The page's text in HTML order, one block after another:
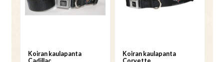
Koiran kaulapanta
Koiran kaulapanta